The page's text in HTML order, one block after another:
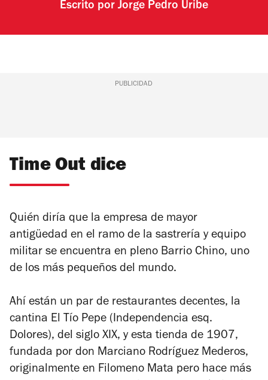
Escrito por Jorge Pedro Uribe
PUBLICIDAD
Time Out dice
Quién diría que la empresa de mayor
antigüedad en el ramo de la sastrería y equipo
militar se encuentra en pleno Barrio Chino, uno
de los más pequeños del mundo.
Ahí están un par de restaurantes decentes, la
cantina El Tío Pepe (Independencia esq.
Dolores), del siglo XIX, y esta tienda de 1907,
fundada por don Marciano Rodríguez Mederos,
originalmente en Filomeno Mata pero hace más